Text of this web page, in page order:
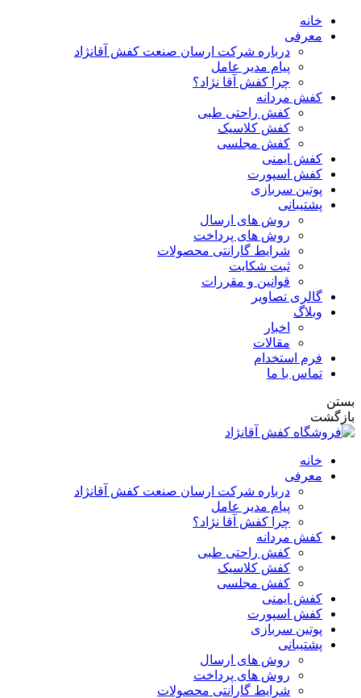
خانه
معرفی
درباره شرکت ارسان صنعت کفش آقانژاد
پیام مدیر عامل
چرا کفش آقا نژاد؟
کفش مردانه
کفش راحتی طبی
کفش کلاسیک
کفش مجلسی
کفش ایمنی
کفش اسپورت
پوتین سربازی
پشتیبانی
روش های ارسال
روش های پرداخت
شرایط گارانتی محصولات
ثبت شکایت
قوانین و مقررات
گالری تصاویر
وبلاگ
اخبار
مقالات
فرم استخدام
تماس با ما
خانه
معرفی
درباره شرکت ارسان صنعت کفش آقانژاد
پیام مدیر عامل
چرا کفش آقا نژاد؟
کفش مردانه
کفش راحتی طبی
کفش کلاسیک
کفش مجلسی
کفش ایمنی
کفش اسپورت
پوتین سربازی
پشتیبانی
روش های ارسال
روش های پرداخت
شرایط گارانتی محصولات